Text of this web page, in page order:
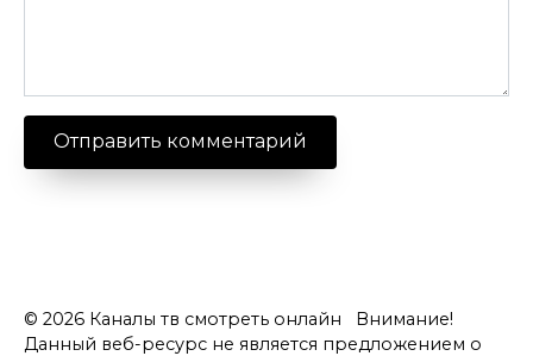
© 2026 Каналы тв смотреть онлайн Внимание!
Данный веб-ресурс не является предложением о